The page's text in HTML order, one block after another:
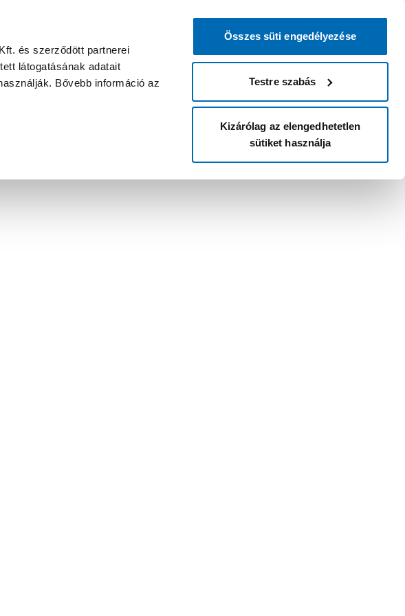
és szerződött partnerei
látogatásának adatait
Bővebb információ az
Összes süti engedélyezése
Testre szabás
Kizárólag az elengedhetetlen
sütiket használja